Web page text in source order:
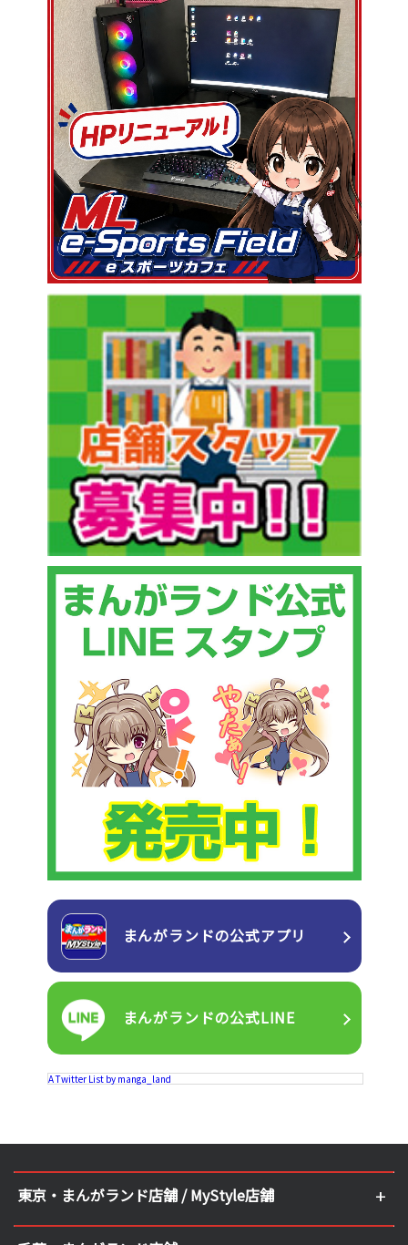
まんがランドの公式アプリ
まんがランドの公式LINE
A Twitter List by manga_land
東京・まんがランド店舗 / MyStyle店舗